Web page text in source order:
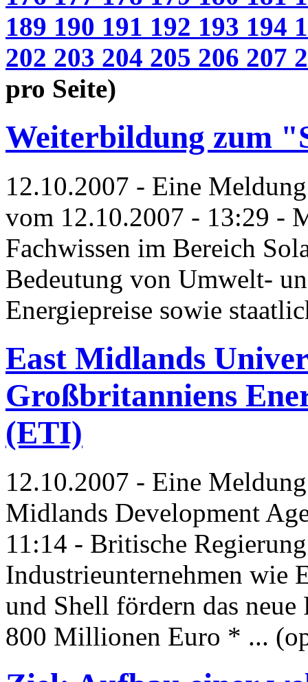
189 190 191 192 193 194
202 203 204 205 206 207
pro Seite)
Weiterbildung zum
12.10.2007 - Eine
vom 12.10.2007 - 13:29 -
Fachwissen im Bereich
Bedeutung von Umwelt-
Energiepreise sowie
East Midlands
Großbritanniens
(ETI)
12.10.2007 - Eine
Midlands Development
11:14 - Britische
Industrieunternehmen wie
und Shell fördern das
800 Millionen Euro * ...